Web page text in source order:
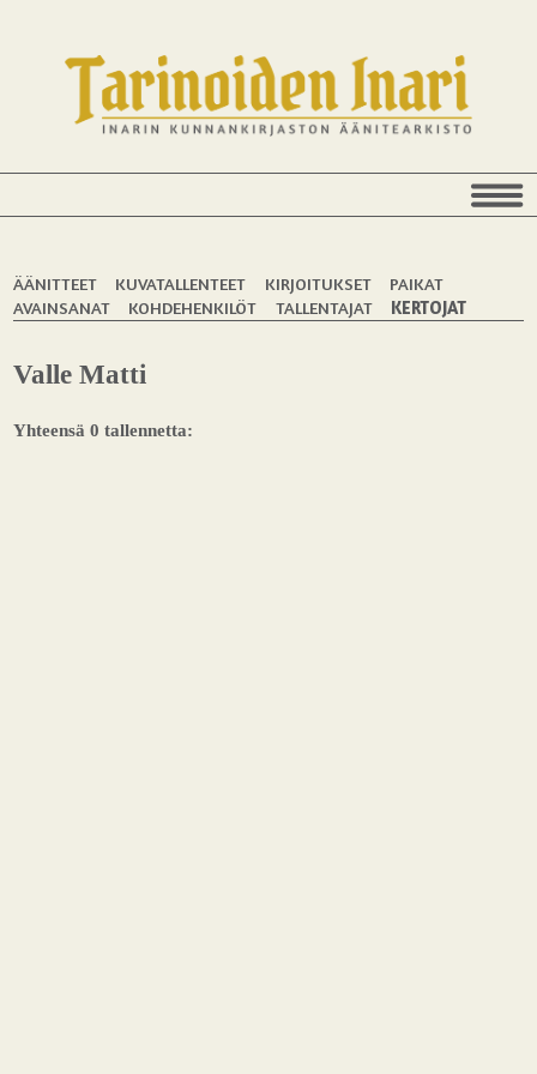
ÄÄNITTEET KUVATALLENTEET KIRJOITUKSET
PAIKAT
AVAINSANAT
KOHDEHENKILÖT TALLENTAJAT KERTOJAT
Valle Matti
Yhteensä 0 tallennetta: